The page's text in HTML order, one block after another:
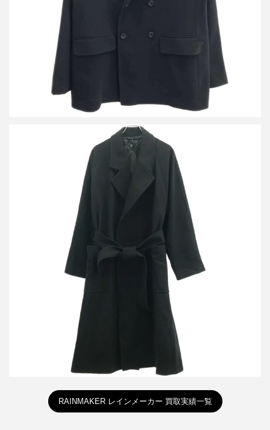
詳しく見る
レインメーカー 21AW WRAP COAT ウールラップコート RM212-
買取金額12,000円
RAINMAKER レインメーカー 買取実績一覧